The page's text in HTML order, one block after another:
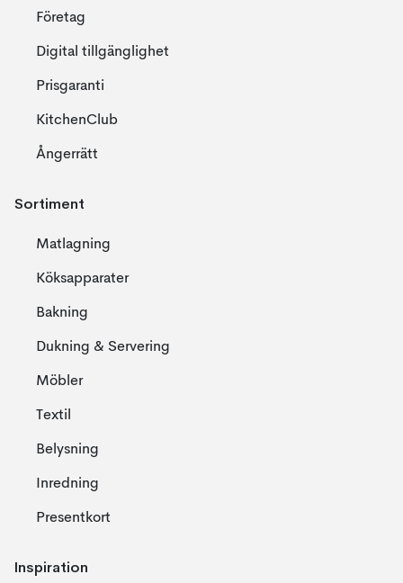
Företag
Digital tillgänglighet
Prisgaranti
KitchenClub
Ångerrätt
Sortiment
Matlagning
Köksapparater
Bakning
Dukning & Servering
Möbler
Textil
Belysning
Inredning
Presentkort
Inspiration